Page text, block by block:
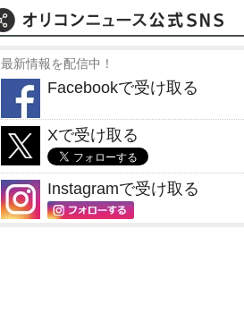
最新情報を配信中！
Facebookで受け取る
Xで受け取る
Instagramで受け取る